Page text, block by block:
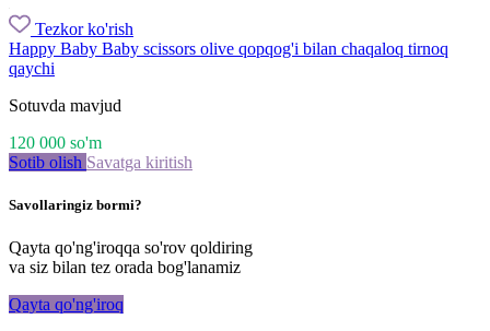
Tezkor ko'rish
Happy Baby Baby scissors olive qopqog'i bilan chaqaloq tirnoq
qaychi
Sotuvda mavjud
120 000 so'm
Sotib olish Savatga kiritish
Savollaringiz bormi?
Qayta qo'ng'iroqqa so'rov qoldiring
va siz bilan tez orada bog'lanamiz
Qayta qo'ng'iroq